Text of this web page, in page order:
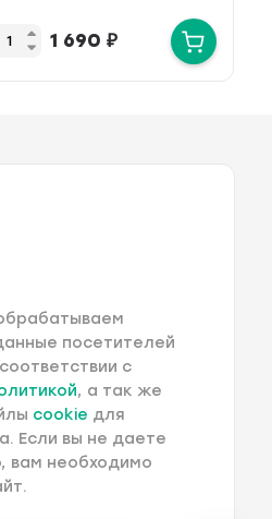
1 690 ₽
посетителей
с
, а так же
cookie для
Если вы не даете
вам необходимо